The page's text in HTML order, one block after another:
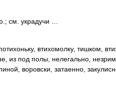
см. украдучи …
втихомолку, тишком,
из под полы, нелегально,
воровски, затаенно,